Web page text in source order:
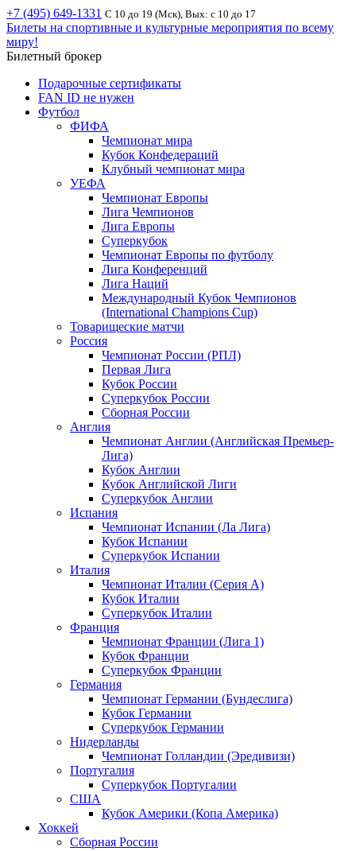
+7 (495) 649-1331 С 10 до 19 (Мск), Вых: с 10 до 17
Билеты на спортивные и культурные мероприятия по всему
миру!
Билетный брокер
Подарочные сертификаты
FAN ID не нужен
Футбол
ФИФА
Чемпионат мира
Кубок Конфедераций
Клубный чемпионат мира
УЕФА
Чемпионат Европы
Лига Чемпионов
Лига Европы
Суперкубок
Чемпионат Европы по футболу
Лига Конференций
Лига Наций
Международный Кубок Чемпионов
(International Champions Cup)
Товарищеские матчи
Россия
Чемпионат России (РПЛ)
Первая Лига
Кубок России
Суперкубок России
Сборная России
Англия
Чемпионат Англии (Английская Премьер-
Лига)
Кубок Англии
Кубок Английской Лиги
Суперкубок Англии
Испания
Чемпионат Испании (Ла Лига)
Кубок Испании
Суперкубок Испании
Италия
Чемпионат Италии (Серия А)
Кубок Италии
Суперкубок Италии
Франция
Чемпионат Франции (Лига 1)
Кубок Франции
Суперкубок Франции
Германия
Чемпионат Германии (Бундеслига)
Кубок Германии
Суперкубок Германии
Нидерланды
Чемпионат Голландии (Эредивизи)
Португалия
Суперкубок Португалии
США
Кубок Америки (Копа Америка)
Хоккей
Сборная России